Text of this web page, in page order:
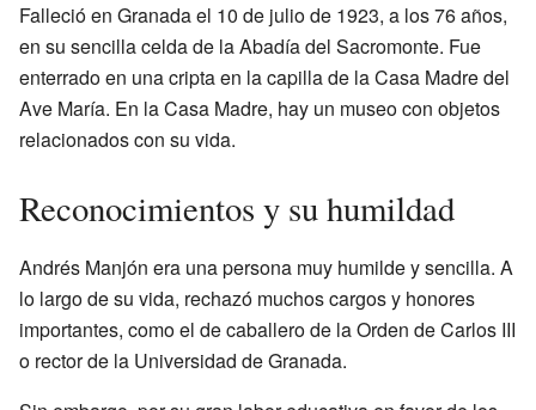
Falleció en Granada el 10 de julio de 1923, a los 76 años,
en su sencilla celda de la Abadía del Sacromonte. Fue
enterrado en una cripta en la capilla de la Casa Madre del
Ave María. En la Casa Madre, hay un museo con objetos
relacionados con su vida.
Reconocimientos y su humildad
Andrés Manjón era una persona muy humilde y sencilla. A
lo largo de su vida, rechazó muchos cargos y honores
importantes, como el de caballero de la Orden de Carlos III
o rector de la Universidad de Granada.